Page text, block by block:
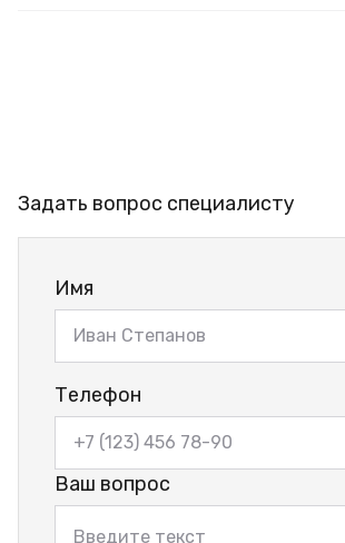
Задать вопрос специалисту
Имя
Телефон
Ваш вопрос